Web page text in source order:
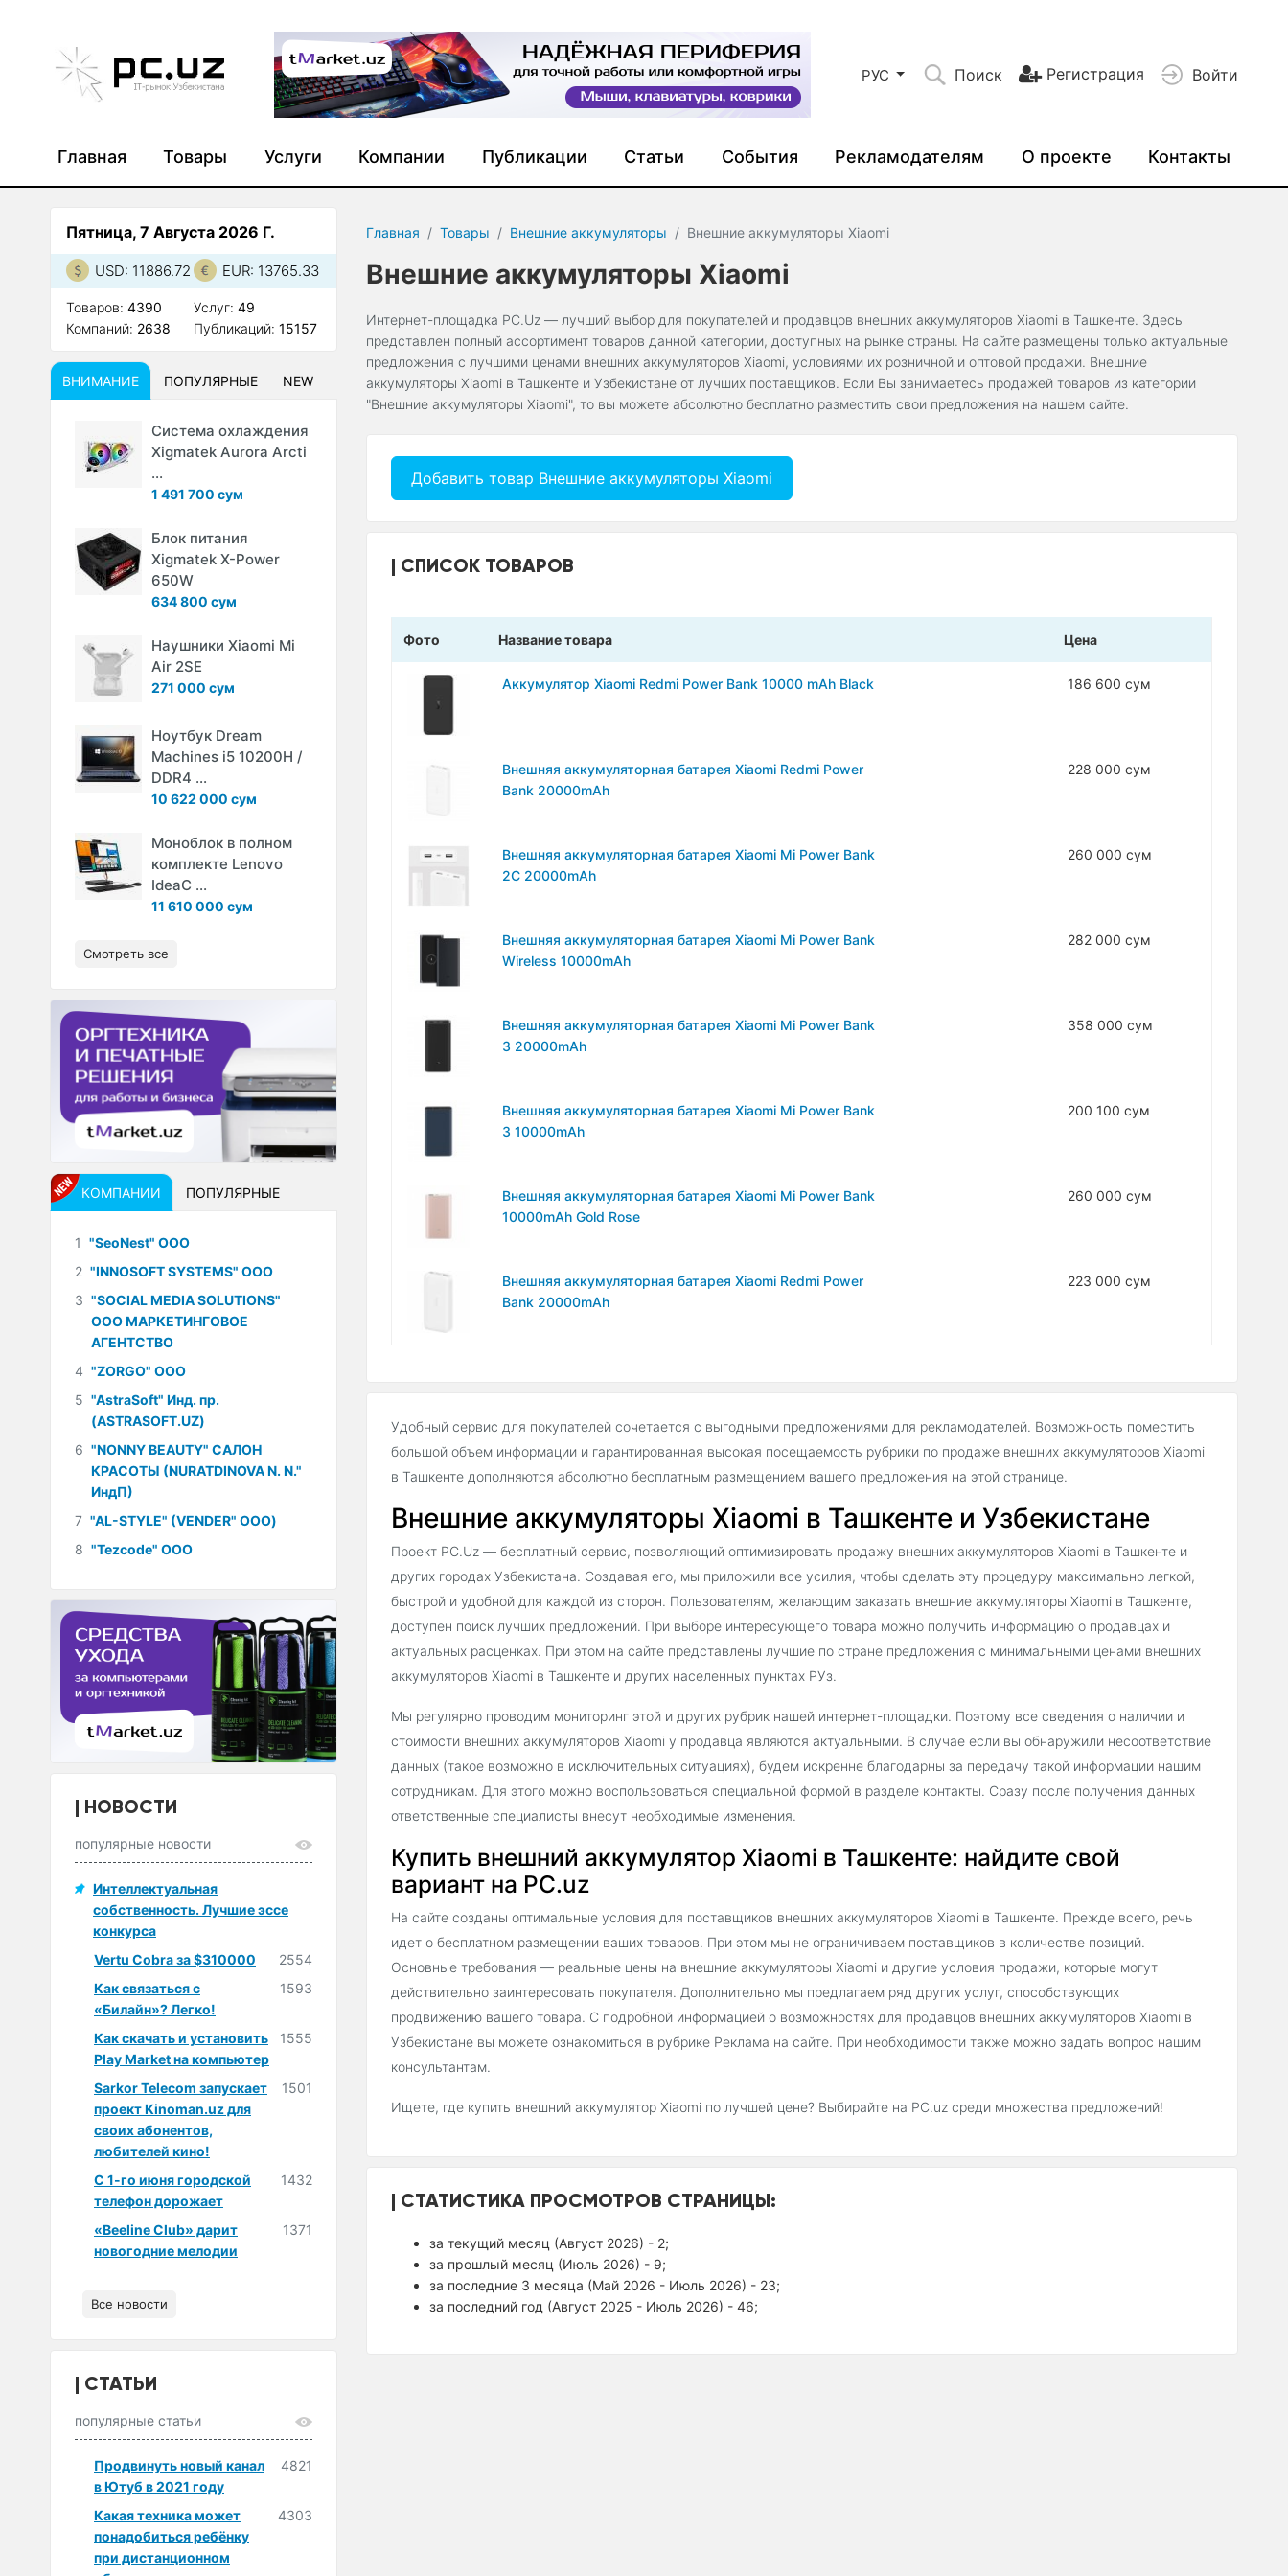
РУС Поиск Регистрация Войти
Главная Товары Услуги Компании Публикации Статьи События Рекламодателям О проекте Контакты
Главная Товары Внешние аккумуляторы Внешние аккумуляторы Xiaomi
Внешние аккумуляторы Xiaomi
Интернет-площадка PC.Uz — лучший выбор для покупателей и продавцов внешних аккумуляторов Xiaomi в Ташкенте. Здесь
представлен полный ассортимент товаров данной категории, доступных на рынке страны. На сайте размещены только актуальные
предложения с лучшими ценами внешних аккумуляторов Xiaomi, условиями их розничной и оптовой продажи. Внешние
аккумуляторы Xiaomi в Ташкенте и Узбекистане от лучших поставщиков. Если Вы занимаетесь продажей товаров из категории
"Внешние аккумуляторы Xiaomi", то вы можете абсолютно бесплатно разместить свои предложения на нашем сайте.
Добавить товар Внешние аккумуляторы Xiaomi
СПИСОК ТОВАРОВ
Фото Название товара Цена
Аккумулятор Xiaomi Redmi Power Bank 10000 mAh Black 186 600 сум
Внешняя аккумуляторная батарея Xiaomi Redmi Power
Bank 20000mAh
228 000 сум
Внешняя аккумуляторная батарея Xiaomi Mi Power Bank
2C 20000mAh
260 000 сум
Внешняя аккумуляторная батарея Xiaomi Mi Power Bank
Wireless 10000mAh
282 000 сум
Внешняя аккумуляторная батарея Xiaomi Mi Power Bank
3 20000mAh
358 000 сум
Внешняя аккумуляторная батарея Xiaomi Mi Power Bank
3 10000mAh
200 100 сум
Внешняя аккумуляторная батарея Xiaomi Mi Power Bank
10000mAh Gold Rose
260 000 сум
Внешняя аккумуляторная батарея Xiaomi Redmi Power
Bank 20000mAh
223 000 сум
Удобный сервис для покупателей сочетается с выгодными предложениями для рекламодателей. Возможность поместить
большой объем информации и гарантированная высокая посещаемость рубрики по продаже внешних аккумуляторов Xiaomi
в Ташкенте дополняются абсолютно бесплатным размещением вашего предложения на этой странице.
Внешние аккумуляторы Xiaomi в Ташкенте и Узбекистане
Проект PC.Uz — бесплатный сервис, позволяющий оптимизировать продажу внешних аккумуляторов Xiaomi в Ташкенте и
других городах Узбекистана. Создавая его, мы приложили все усилия, чтобы сделать эту процедуру максимально легкой,
быстрой и удобной для каждой из сторон. Пользователям, желающим заказать внешние аккумуляторы Xiaomi в Ташкенте,
доступен поиск лучших предложений. При выборе интересующего товара можно получить информацию о продавцах и
актуальных расценках. При этом на сайте представлены лучшие по стране предложения с минимальными ценами внешних
аккумуляторов Xiaomi в Ташкенте и других населенных пунктах РУз.
Мы регулярно проводим мониторинг этой и других рубрик нашей интернет-площадки. Поэтому все сведения о наличии и
стоимости внешних аккумуляторов Xiaomi у продавца являются актуальными. В случае если вы обнаружили несоответствие
данных (такое возможно в исключительных ситуациях), будем искренне благодарны за передачу такой информации нашим
сотрудникам. Для этого можно воспользоваться специальной формой в разделе контакты. Сразу после получения данных
ответственные специалисты внесут необходимые изменения.
Купить внешний аккумулятор Xiaomi в Ташкенте: найдите свой
вариант на PC.uz
На сайте созданы оптимальные условия для поставщиков внешних аккумуляторов Xiaomi в Ташкенте. Прежде всего, речь
идет о бесплатном размещении ваших товаров. При этом мы не ограничиваем поставщиков в количестве позиций.
Основные требования — реальные цены на внешние аккумуляторы Xiaomi и другие условия продажи, которые могут
действительно заинтересовать покупателя. Дополнительно мы предлагаем ряд других услуг, способствующих
продвижению вашего товара. С подробной информацией о возможностях для продавцов внешних аккумуляторов Xiaomi в
Узбекистане вы можете ознакомиться в рубрике Реклама на сайте. При необходимости также можно задать вопрос нашим
консультантам.
Ищете, где купить внешний аккумулятор Xiaomi по лучшей цене? Выбирайте на PC.uz среди множества предложений!
СТАТИСТИКА ПРОСМОТРОВ СТРАНИЦЫ:
за текущий месяц (Август 2026) - 2;
за прошлый месяц (Июль 2026) - 9;
за последние 3 месяца (Май 2026 - Июль 2026) - 23;
за последний год (Август 2025 - Июль 2026) - 46;
Пятница, 7 Августа 2026 Г.
USD: 11886.72 EUR: 13765.33
Товаров: 4390
Компаний: 2638
Услуг:49
Публикаций:15157
ВНИМАНИЕ ПОПУЛЯРНЫЕ NEW
Система охлаждения
Xigmatek Aurora Arcti
...
1 491 700 сум
Блок питания
Xigmatek X-Power
650W
634 800 сум
Наушники Xiaomi Mi
Air 2SE
271 000 сум
Ноутбук Dream
Machines i5 10200H /
DDR4 ...
10 622 000 сум
Моноблок в полном
комплекте Lenovo
IdeaC ...
11 610 000 сум
Смотреть все
КОМПАНИИ ПОПУЛЯРНЫЕ
1 "SeoNest" ООО
2 "INNOSOFT SYSTEMS" ООО
3 "SOCIAL MEDIA SOLUTIONS"
ООО МАРКЕТИНГОВОЕ
АГЕНТСТВО
4 "ZORGO" ООО
5 "AstraSoft" Инд. пр.
(ASTRASOFT.UZ)
6 "NONNY BEAUTY" САЛОН
КРАСОТЫ (NURATDINOVA N. N."
ИндП)
7 "AL-STYLE" (VENDER" ООО)
8 "Tezcode" ООО
НОВОСТИ
популярные новости
Интеллектуальная
собственность. Лучшие эссе
конкурса
Vertu Cobra за $310000
2554
Как связаться с
«Билайн»? Легко!
1593
Как скачать и установить
Play Market на компьютер
1555
Sarkor Telecom запускает
проект Kinoman.uz для
своих абонентов,
любителей кино!
1501
С 1-го июня городской
телефон дорожает
1432
«Beeline Club» дарит
новогодние мелодии
1371
Все новости
СТАТЬИ
популярные статьи
Продвинуть новый канал
в Ютуб в 2021 году
4821
Какая техника может
понадобиться ребёнку
при дистанционном
4303